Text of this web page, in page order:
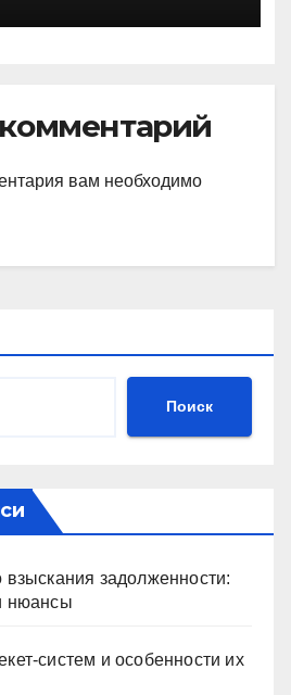
вам необходимо
Поиск
взыскания задолженности:
нюансы
систем и особенности их